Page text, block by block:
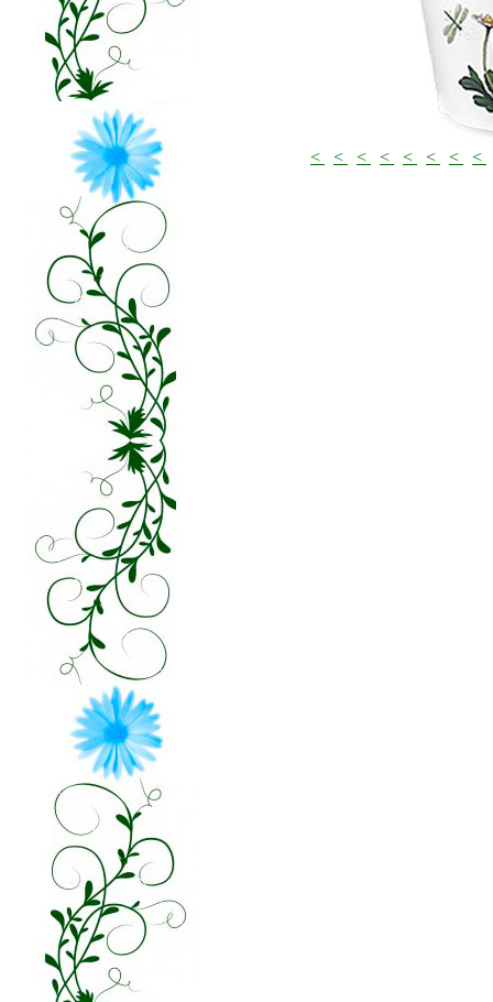
< < < < < < < <